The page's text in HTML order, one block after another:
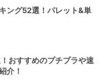
ング52選！パレット&単
おすすめのプチプラや速
介！